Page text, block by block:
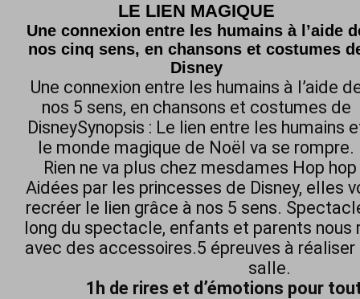
LE LIEN MAGIQUE
Une connexion entre les humains à l’aide
nos cinq sens, en chansons et costumes
Disney
Une connexion entre les humains à l’aide
nos 5 sens, en chansons et costumes de
DisneySynopsis : Le lien entre les humains
le monde magique de Noël va se rompre.
Rien ne va plus chez mesdames Hop
Aidées par les princesses de Disney, elles
recréer le lien grâce à nos 5 sens.
long du spectacle, enfants et parents nous
avec des accessoires.5 épreuves à
salle.
1h de rires et d’émotions pour